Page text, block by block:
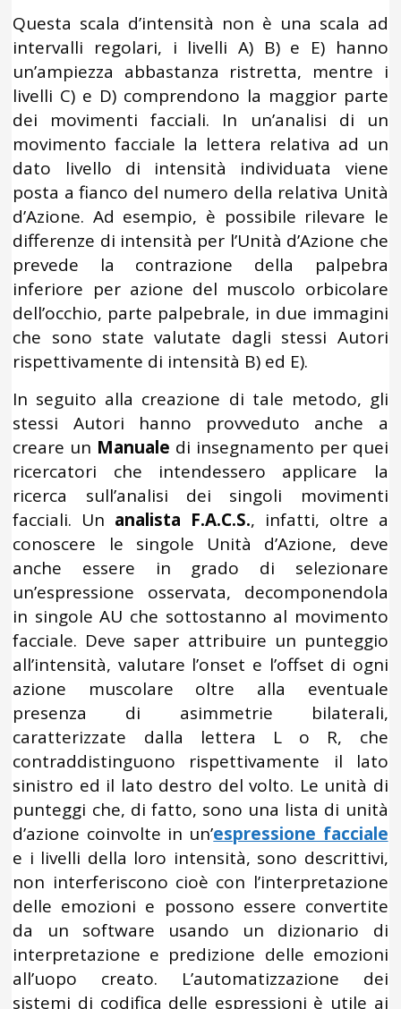
Questa scala d’intensità non è una scala ad
intervalli regolari, i livelli A) B) e E) hanno
un’ampiezza abbastanza ristretta, mentre i
livelli C) e D) comprendono la maggior parte
dei movimenti facciali. In un’analisi di un
movimento facciale la lettera relativa ad un
dato livello di intensità individuata viene
posta a fianco del numero della relativa Unità
d’Azione. Ad esempio, è possibile rilevare le
differenze di intensità per l’Unità d’Azione che
prevede la contrazione della palpebra
inferiore per azione del muscolo orbicolare
dell’occhio, parte palpebrale, in due immagini
che sono state valutate dagli stessi Autori
rispettivamente di intensità B) ed E).
In seguito alla creazione di tale metodo, gli
stessi Autori hanno provveduto anche a
creare un Manuale di insegnamento per quei
ricercatori che intendessero applicare la
ricerca sull’analisi dei singoli movimenti
facciali. Un analista F.A.C.S., infatti, oltre a
conoscere le singole Unità d’Azione, deve
anche essere in grado di selezionare
un’espressione osservata, decomponendola
in singole AU che sottostanno al movimento
facciale. Deve saper attribuire un punteggio
all’intensità, valutare l’onset e l’offset di ogni
azione muscolare oltre alla eventuale
presenza di asimmetrie bilaterali,
caratterizzate dalla lettera L o R, che
contraddistinguono rispettivamente il lato
sinistro ed il lato destro del volto. Le unità di
punteggi che, di fatto, sono una lista di unità
d’azione coinvolte in un’espressione facciale
e i livelli della loro intensità, sono descrittivi,
non interferiscono cioè con l’interpretazione
delle emozioni e possono essere convertite
da un software usando un dizionario di
interpretazione e predizione delle emozioni
all’uopo creato. L’automatizzazione dei
sistemi di codifica delle espressioni è utile ai